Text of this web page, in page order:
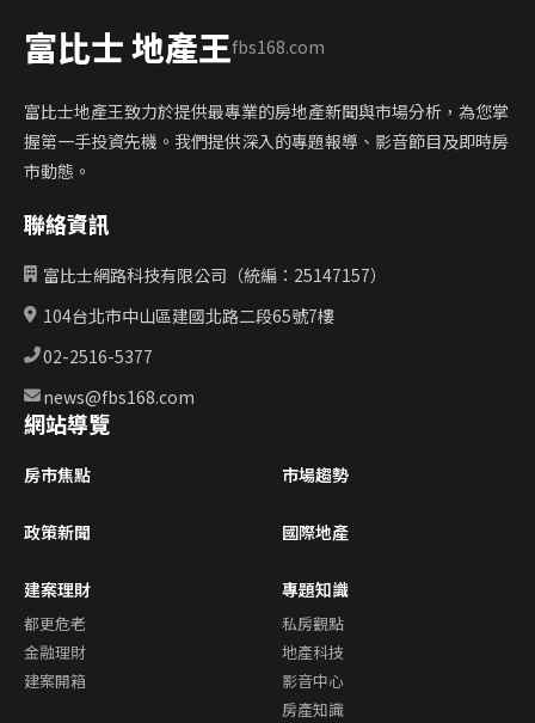
富比士 地產王fbs168.com
富比士地產王致力於提供最專業的房地產新聞與市場分析，為您掌
握第一手投資先機。我們提供深入的專題報導、影音節目及即時房
市動態。
聯絡資訊
富比士網路科技有限公司（統編：25147157）
104台北市中山區建國北路二段65號7樓
02-2516-5377
news@fbs168.com
網站導覽
房市焦點 市場趨勢
政策新聞 國際地產
建案理財
都更危老
金融理財
建案開箱
專題知識
私房觀點
地產科技
影音中心
房產知識